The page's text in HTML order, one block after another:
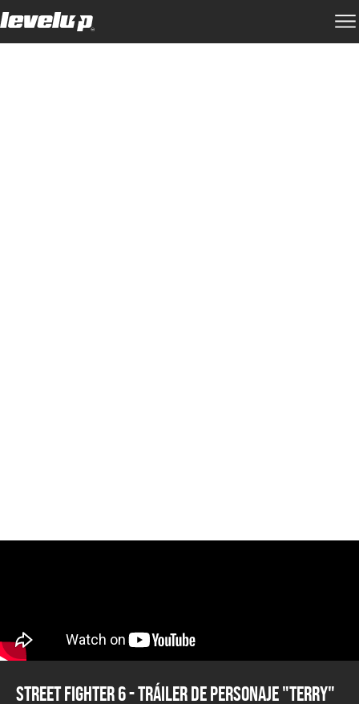
Street Fighter 6 - Tráiler de Personaje "Terry"